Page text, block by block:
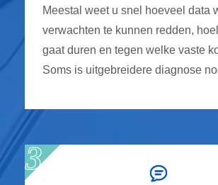
Meestal weet u snel hoeveel data
verwachten te kunnen redden,
gaat duren en tegen welke vaste
Soms is uitgebreidere diagnose